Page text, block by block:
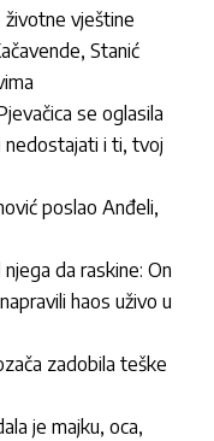
vještine
Stanić
se oglasila
nedostajati i ti, tvoj
poslao Anđeli,
da raskine: On
haos uživo u
zadobila teške
je majku, oca,